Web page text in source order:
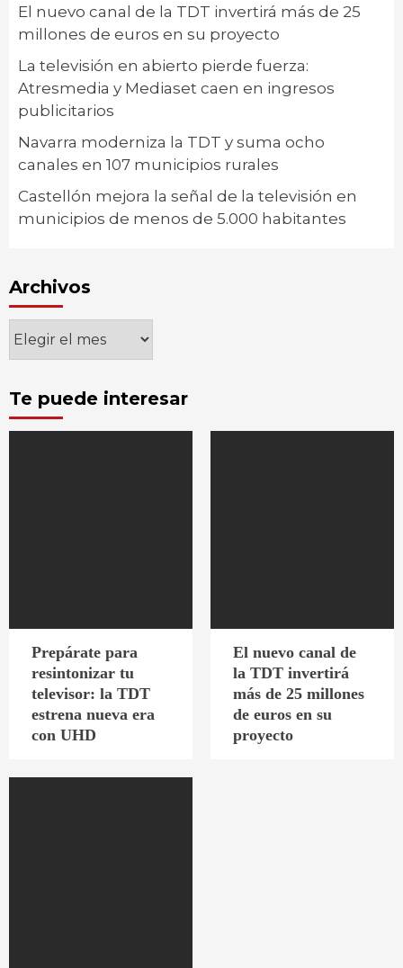
El nuevo canal de la TDT invertirá más de 25
millones de euros en su proyecto
La televisión en abierto pierde fuerza:
Atresmedia y Mediaset caen en ingresos
publicitarios
Navarra moderniza la TDT y suma ocho
canales en 107 municipios rurales
Castellón mejora la señal de la televisión en
municipios de menos de 5.000 habitantes
Archivos
Archivos
Te puede interesar
Prepárate para
resintonizar tu
televisor: la TDT
estrena nueva era
con UHD
El nuevo canal de
la TDT invertirá
más de 25 millones
de euros en su
proyecto